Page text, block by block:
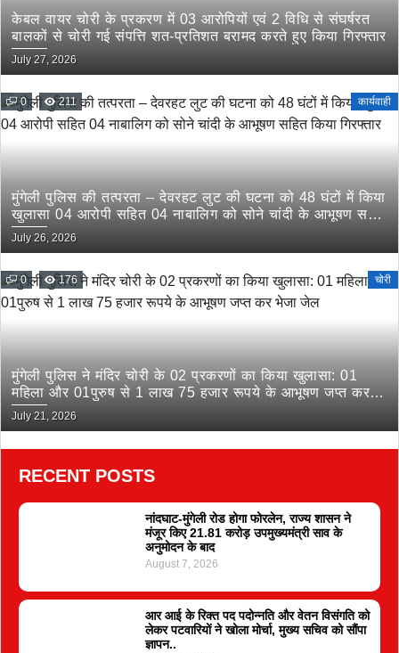
केबल वायर चोरी के प्रकरण में 03 आरोपियों एवं 2 विधि से संघर्षरत
बालकों से चोरी गई संपत्ति शत-प्रतिशत बरामद करते हुए किया गिरफ्तार
July 27, 2026
0 211 कार्यवाही
मुंगेली पुलिस की तत्परता – देवरहट लुट की घटना को 48 घंटों में किया
खुलासा 04 आरोपी सहित 04 नाबालिग को सोने चांदी के आभूषण सहित
किया गिरफ्तार
July 26, 2026
0 176 चोरी
मुंगेली पुलिस ने मंदिर चोरी के 02 प्रकरणों का किया खुलासा: 01
महिला और 01पुरुष से 1 लाख 75 हजार रूपये के आभूषण जप्त कर
भेजा जेल
July 21, 2026
RECENT POSTS
नांदघाट-मुंगेली रोड होगा फोरलेन, राज्य शासन ने
मंजूर किए 21.81 करोड़ उपमुख्यमंत्री साव के
अनुमोदन के बाद
August 7, 2026
आर आई के रिक्त पद पदोन्नति और वेतन विसंगति को
लेकर पटवारियों ने खोला मोर्चा, मुख्य सचिव को सौंपा
ज्ञापन..